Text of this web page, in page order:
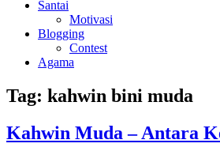
Santai
Motivasi
Blogging
Contest
Agama
Tag: kahwin bini muda
Kahwin Muda – Antara